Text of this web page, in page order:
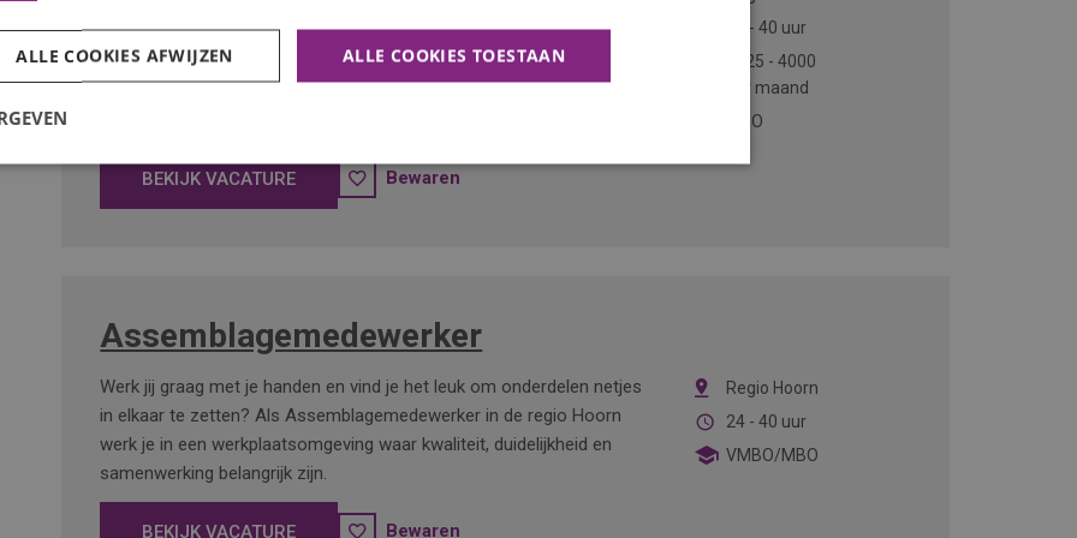
32 - 40 uur
2725 - 4000
per maand
MBO
BEKIJK VACATURE Bewaren
Assemblagemedewerker
Regio Hoorn
24 - 40 uur
VMBO/MBO
Werk jij graag met je handen en vind je het leuk om onderdelen netjes
in elkaar te zetten? Als Assemblagemedewerker in de regio Hoorn
werk je in een werkplaatsomgeving waar kwaliteit, duidelijkheid en
samenwerking belangrijk zijn.
BEKIJK VACATURE Bewaren
ALLE COOKIES TOESTAAN
ALLE COOKIES AFWIJZEN